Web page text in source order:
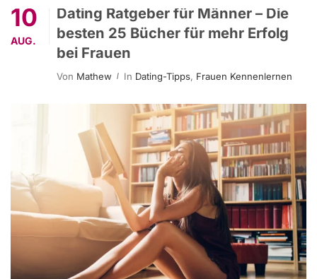
10
AUG.
Dating Ratgeber für Männer – Die
besten 25 Bücher für mehr Erfolg
bei Frauen
Von Mathew In Dating-Tipps, Frauen Kennenlernen